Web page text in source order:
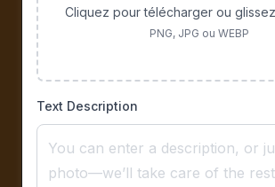
Cliquez pour télécharger ou
PNG, JPG ou WEBP
Text Description